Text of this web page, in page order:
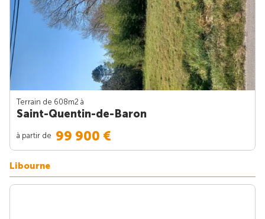
Terrain de 608m2 à
Saint-Quentin-de-Baron
à partir de 99 900 €
Libourne